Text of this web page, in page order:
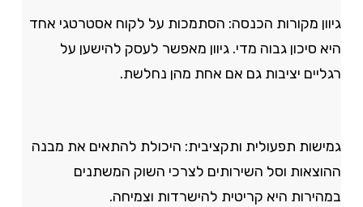
גיוון מקורות הכנסה: הסתמכות על לקוח אסטרטגי אחד
היא סיכון גבוה מדי. גיוון מאפשר לעסק להישען על
רגליים יציבות גם אם אחת מהן נחלשת.
גמישות תפעולית ותקציבית: היכולת להתאים את מבנה
ההוצאות וסל השירותים לצרכי השוק המשתנים
במהירות היא קריטית להישרדות וצמיחה.